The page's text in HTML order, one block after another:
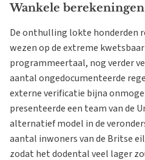
Wankele berekeningen
De onthulling lokte honderden
wezen op de extreme
programmeertaal, nog verder
aantal ongedocumenteerde
externe verificatie bijna
presenteerde een team van de
alternatief model in de
aantal inwoners van de Britse
zodat het dodental veel lager